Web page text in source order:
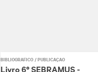
BIBLIOGRÁFICO / PUBLICAÇÃO
Livro 6º SEBRAMUS -